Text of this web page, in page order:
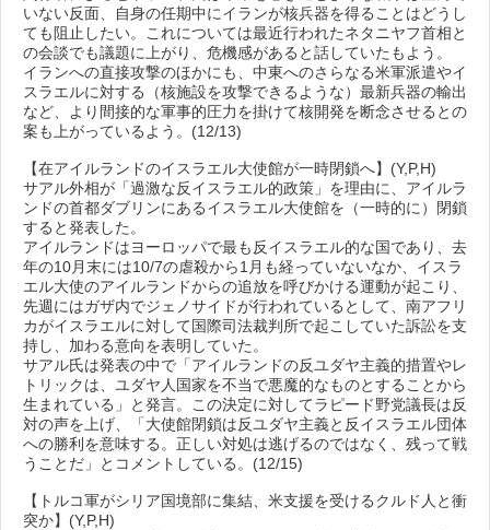
いない反面、自身の任期中にイランが核兵器を得ることはどうし
ても阻止したい。これについては最近行われたネタニヤフ首相と
の会談でも議題に上がり、危機感があると話していたもよう。
イランへの直接攻撃のほかにも、中東へのさらなる米軍派遣やイ
スラエルに対する（核施設を攻撃できるような）最新兵器の輸出
など、より間接的な軍事的圧力を掛けて核開発を断念させるとの
案も上がっているよう。(12/13)
【在アイルランドのイスラエル大使館が一時閉鎖へ】(Y,P,H)
サアル外相が「過激な反イスラエル的政策」を理由に、アイルラ
ンドの首都ダブリンにあるイスラエル大使館を（一時的に）閉鎖
すると発表した。
アイルランドはヨーロッパで最も反イスラエル的な国であり、去
年の10月末には10/7の虐殺から1月も経っていないなか、イスラ
エル大使のアイルランドからの追放を呼びかける運動が起こり、
先週にはガザ内でジェノサイドが行われているとして、南アフリ
カがイスラエルに対して国際司法裁判所で起こしていた訴訟を支
持し、加わる意向を表明していた。
サアル氏は発表の中で「アイルランドの反ユダヤ主義的措置やレ
トリックは、ユダヤ人国家を不当で悪魔的なものとすることから
生まれている」と発言。この決定に対してラピード野党議長は反
対の声を上げ、「大使館閉鎖は反ユダヤ主義と反イスラエル団体
への勝利を意味する。正しい対処は逃げるのではなく、残って戦
うことだ」とコメントしている。(12/15)
【トルコ軍がシリア国境部に集結、米支援を受けるクルド人と衝
突か】(Y,P,H)